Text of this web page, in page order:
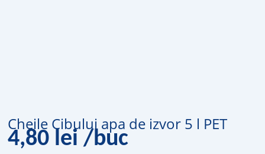
Cheile Cibului apa de izvor 5 l PET
4,80 lei /buc